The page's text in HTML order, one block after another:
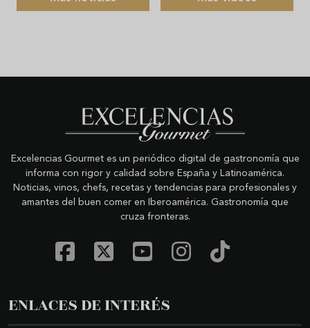
Excelencias Gourmet es un periódico digital de gastronomía que
informa con rigor y calidad sobre España y Latinoamérica.
Noticias, vinos, chefs, recetas y tendencias para profesionales y
amantes del buen comer en Iberoamérica. Gastronomía que
cruza fronteras.
ENLACES DE INTERÉS